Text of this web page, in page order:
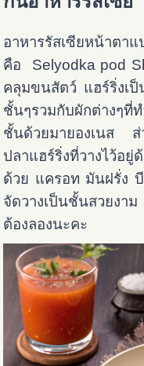
อาหารรัสเซียหน้าตา
คือ Selyodka pod
คลุมขนสัตว์ แฮร์ริ่งเ
ชั้นๆรวมกับผักต่างๆที่
ชั้นด้วยมายองเนส ส่
ปลาแฮร์ริ่งที่วางไว้อ
ด้วย แครอท มันฝรั่ง
จัดวางเป็นชั้นสวยงา
ต้องลองนะคะ